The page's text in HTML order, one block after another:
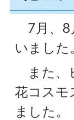
7月、8
いました
また、
花コスモ
ました。